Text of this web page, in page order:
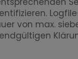
von max.